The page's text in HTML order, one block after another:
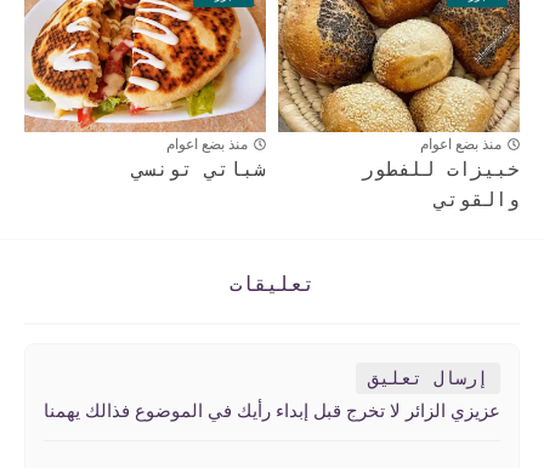
منذ بضع اعوام
خبيزات للفطور
والقوتي
منذ بضع اعوام
شباتي تونسي
تعليقات
إرسال تعليق
عزيزي الزائر لا تخرج قبل إبداء رأيك في الموضوع فذالك يهمنا